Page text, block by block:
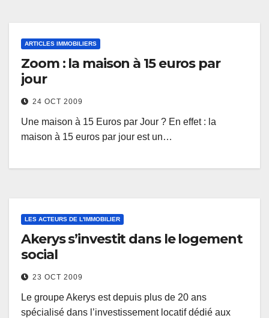
ARTICLES IMMOBILIERS
Zoom : la maison à 15 euros par
jour
24 OCT 2009
Une maison à 15 Euros par Jour ? En effet : la
maison à 15 euros par jour est un…
LES ACTEURS DE L'IMMOBILIER
Akerys s’investit dans le logement
social
23 OCT 2009
Le groupe Akerys est depuis plus de 20 ans
spécialisé dans l’investissement locatif dédié aux